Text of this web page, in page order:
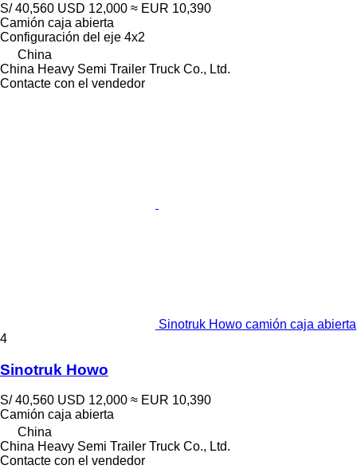
S/ 40,560 USD 12,000 ≈ EUR 10,390
Camión caja abierta
Configuración del eje 4x2
China
China Heavy Semi Trailer Truck Co., Ltd.
Contacte con el vendedor
Sinotruk Howo camión caja abierta
4
Sinotruk Howo
S/ 40,560 USD 12,000 ≈ EUR 10,390
Camión caja abierta
China
China Heavy Semi Trailer Truck Co., Ltd.
Contacte con el vendedor